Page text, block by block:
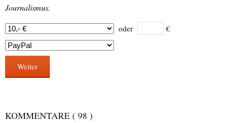
Journalismus.
oder €
Weiter
KOMMENTARE ( 98 )